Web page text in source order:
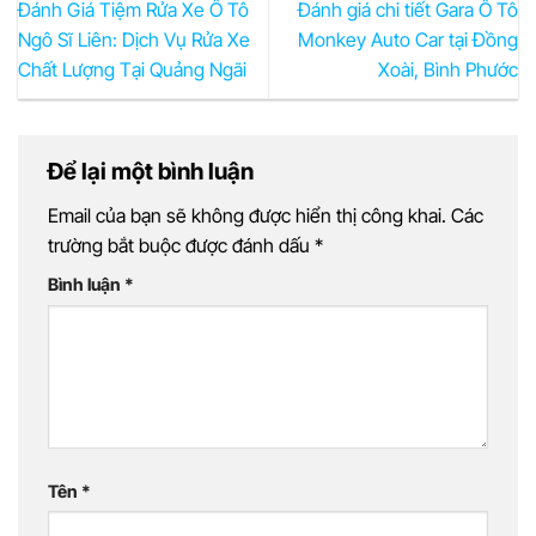
Đánh Giá Tiệm Rửa Xe Ô Tô
Ngô Sĩ Liên: Dịch Vụ Rửa Xe
Chất Lượng Tại Quảng Ngãi
Đánh giá chi tiết Gara Ô Tô
Monkey Auto Car tại Đồng
Xoài, Bình Phước
Để lại một bình luận
Email của bạn sẽ không được hiển thị công khai. Các
trường bắt buộc được đánh dấu *
Bình luận *
Tên *